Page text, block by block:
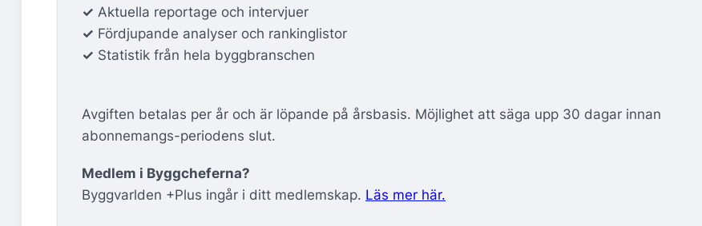
✓ Aktuella reportage och intervjuer
✓ Fördjupande analyser och rankinglistor
✓ Statistik från hela byggbranschen
Avgiften betalas per år och är löpande på årsbasis. Möjlighet att säga upp 30 dagar innan
abonnemangs-periodens slut.
Medlem i Byggcheferna?
Byggvarlden +Plus ingår i ditt medlemskap. Läs mer här.